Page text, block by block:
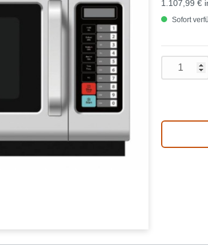
1.107,99 €
Sofort